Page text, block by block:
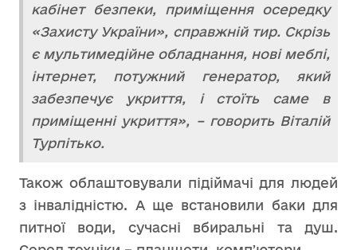
кабінет безпеки, приміщення осередку
«Захисту України», справжній тир. Скрізь
є мультимедійне обладнання, нові меблі,
інтернет, потужний генератор, який
забезпечує укриття, і стоїть саме в
приміщенні укриття», – говорить Віталій
Турпітько.
Також облаштовували підіймачі для людей
з інвалідністю. А ще встановили баки для
питної води, сучасні вбиральні та душ.